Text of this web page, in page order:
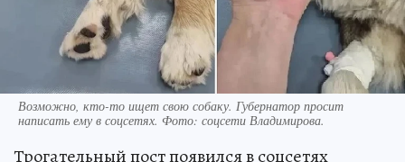
Возможно, кто-то ищет свою собаку. Губернатор просит
написать ему в соцсетях. Фото: соцсети Владимирова.
Трогательный пост появился в соцсетях